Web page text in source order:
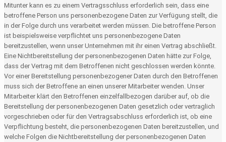
Mitunter kann es zu einem Vertragsschluss erforderlich sein, dass eine
betroffene Person uns personenbezogene Daten zur Verfügung stellt, die
in der Folge durch uns verarbeitet werden müssen. Die betroffene Person
ist beispielsweise verpflichtet uns personenbezogene Daten
bereitzustellen, wenn unser Unternehmen mit ihr einen Vertrag abschließt.
Eine Nichtbereitstellung der personenbezogenen Daten hätte zur Folge,
dass der Vertrag mit dem Betroffenen nicht geschlossen werden könnte.
Vor einer Bereitstellung personenbezogener Daten durch den Betroffenen
muss sich der Betroffene an einen unserer Mitarbeiter wenden. Unser
Mitarbeiter klärt den Betroffenen einzelfallbezogen darüber auf, ob die
Bereitstellung der personenbezogenen Daten gesetzlich oder vertraglich
vorgeschrieben oder für den Vertragsabschluss erforderlich ist, ob eine
Verpflichtung besteht, die personenbezogenen Daten bereitzustellen, und
welche Folgen die Nichtbereitstellung der personenbezogenen Daten